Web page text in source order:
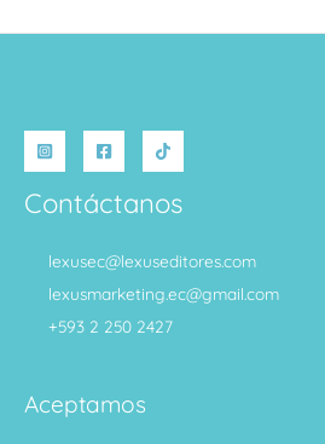
Contáctanos
lexusec@lexuseditores.com
lexusmarketing.ec@gmail.com
+593 2 250 2427
Aceptamos